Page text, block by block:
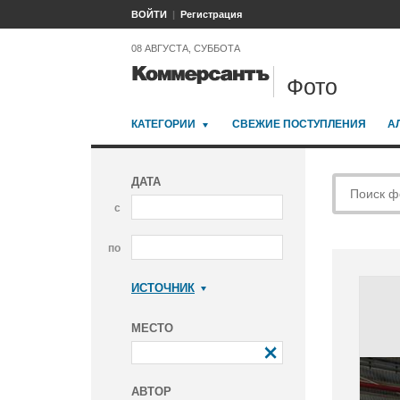
ВОЙТИ Регистрация
08 АВГУСТА, СУББОТА
Фото
КАТЕГОРИИ СВЕЖИЕ ПОСТУПЛЕНИЯ
ДАТА
с
по
ИСТОЧНИК
МЕСТО
АВТОР